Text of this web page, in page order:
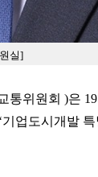
실]
통위원회 )은
업도시개발